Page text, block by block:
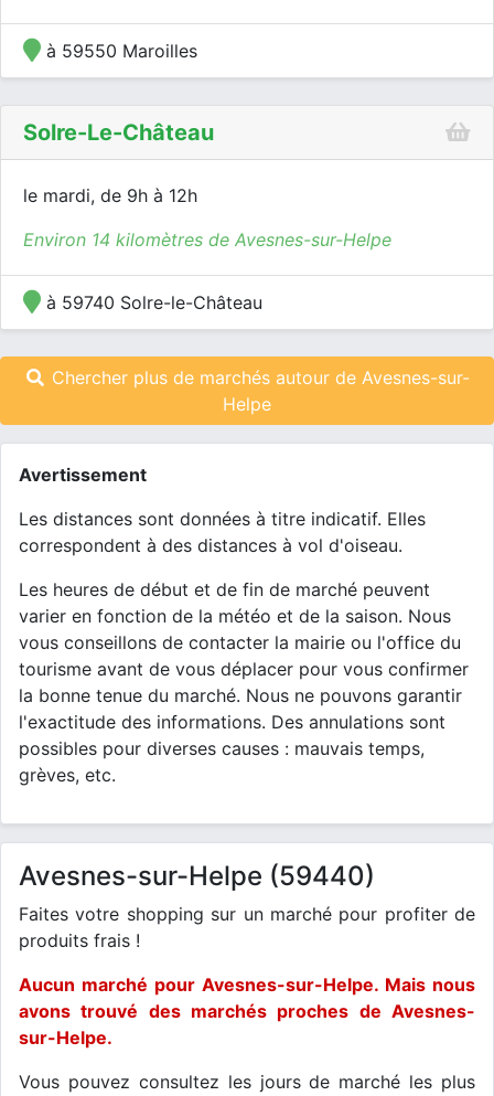
à 59550 Maroilles
Solre-Le-Château
le mardi, de 9h à 12h
Environ 14 kilomètres de Avesnes-sur-Helpe
à 59740 Solre-le-Château
Chercher plus de marchés autour de Avesnes-sur-
Helpe
Avertissement
Les distances sont données à titre indicatif. Elles
correspondent à des distances à vol d'oiseau.
Les heures de début et de fin de marché peuvent
varier en fonction de la météo et de la saison. Nous
vous conseillons de contacter la mairie ou l'office du
tourisme avant de vous déplacer pour vous confirmer
la bonne tenue du marché. Nous ne pouvons garantir
l'exactitude des informations. Des annulations sont
possibles pour diverses causes : mauvais temps,
grèves, etc.
Avesnes-sur-Helpe (59440)
Faites votre shopping sur un marché pour profiter de
produits frais !
Aucun marché pour Avesnes-sur-Helpe. Mais nous
avons trouvé des marchés proches de Avesnes-
sur-Helpe.
Vous pouvez consultez les jours de marché les plus